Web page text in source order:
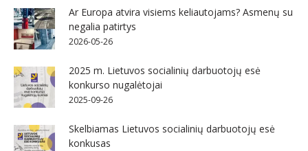
Ar Europa atvira visiems keliautojams? Asmenų su
negalia patirtys
2026-05-26
2025 m. Lietuvos socialinių darbuotojų esė
konkurso nugalėtojai
2025-09-26
Skelbiamas Lietuvos socialinių darbuotojų esė
konkusas